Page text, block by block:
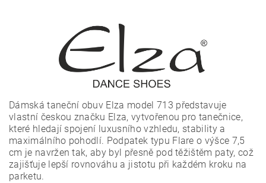
Dámská taneční obuv Elza model 713 představuje
vlastní českou značku Elza, vytvořenou pro tanečnice,
které hledají spojení luxusního vzhledu, stability a
maximálního pohodlí. Podpatek typu Flare o výšce 7,5
cm je navržen tak, aby byl přesně pod těžištěm paty, což
zajišťuje lepší rovnováhu a jistotu při každém kroku na
parketu.